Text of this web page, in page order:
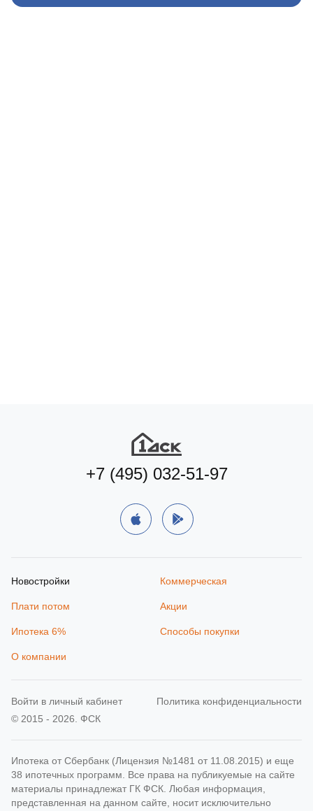
+7 (495) 032-51-97
Новостройки Коммерческая
Плати потом Акции
Ипотека 6% Способы покупки
О компании
© 2015 - 2026. ФСК
Политика конфиденциальности
Ипотека от Сбербанк (Лицензия №1481 от 11.08.2015) и еще
38 ипотечных программ. Все права на публикуемые на сайте
материалы принадлежат ГК ФСК. Любая информация,
представленная на данном сайте, носит исключительно
Войти в личный кабинет